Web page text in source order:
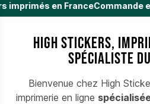
en FranceCommande
HIGH Stickers,
spécialiste
Bienvenue chez High
imprimerie en ligne